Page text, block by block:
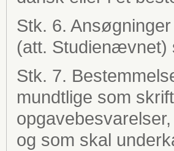
Stk. 6.
(att. Studienævnet)
Stk. 7.
mundtlige som
og som skal